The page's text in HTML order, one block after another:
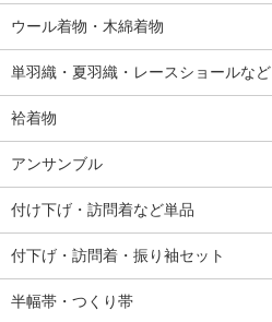
ウール着物・木綿着物
単羽織・夏羽織・レースショールなど
袷着物
アンサンブル
付け下げ・訪問着など単品
付下げ・訪問着・振り袖セット
半幅帯・つくり帯